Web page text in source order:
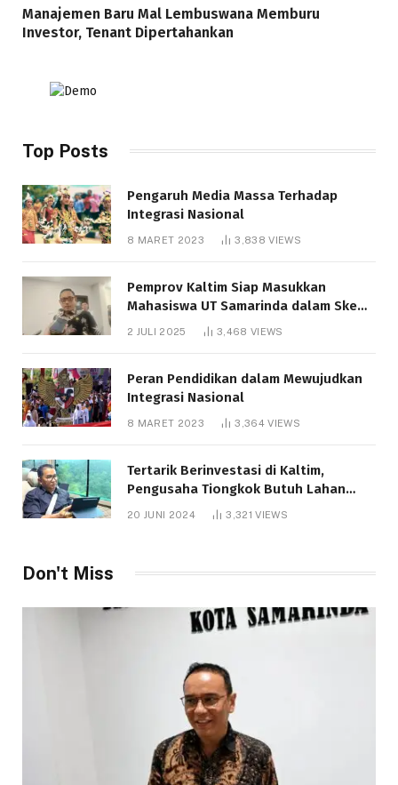
Manajemen Baru Mal Lembuswana Memburu
Investor, Tenant Dipertahankan
Top Posts
Pengaruh Media Massa Terhadap
Integrasi Nasional
8 MARET 2023 3,838VIEWS
Pemprov Kaltim Siap Masukkan
Mahasiswa UT Samarinda dalam Skema
Bantuan Pendidikan Gratispol
2 JULI 2025 3,468 VIEWS
Peran Pendidikan dalam Mewujudkan
Integrasi Nasional
8 MARET 2023 3,364VIEWS
Tertarik Berinvestasi di Kaltim,
Pengusaha Tiongkok Butuh Lahan
1.000 Hektare
20 JUNI 2024 3,321VIEWS
Don't Miss